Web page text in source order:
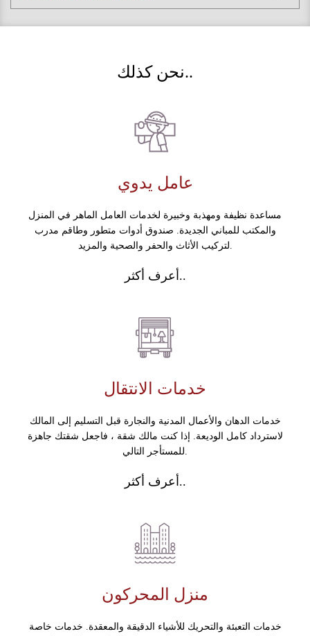
نحن كذلك..
عامل يدوي
مساعدة نظيفة ومهذبة وخبيرة لخدمات العامل الماهر في المنزل
والمكتب للمباني الجديدة. صندوق أدوات متطور وطاقم مدرب
لتركيب الأثاث والحفر والصحية والمزيد.
أعرف أكثر..
خدمات الانتقال
خدمات الدهان والأعمال المدنية والنجارة قبل التسليم إلى المالك
لاسترداد كامل الوديعة. إذا كنت مالك شقة ، فاجعل شقتك جاهزة
للمستأجر التالي.
أعرف أكثر..
منزل المحركون
خدمات التعبئة والتحريك للأشياء الدقيقة والمعقدة. خدمات خاصة